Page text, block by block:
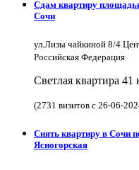
Сдам квартиру
Сочи
ул.Лизы чайкиной 8/4
Российская Федерация
Светлая квартира
(2731 визитов с 26-06-
Снять квартиру в Cочи
Ясногорская